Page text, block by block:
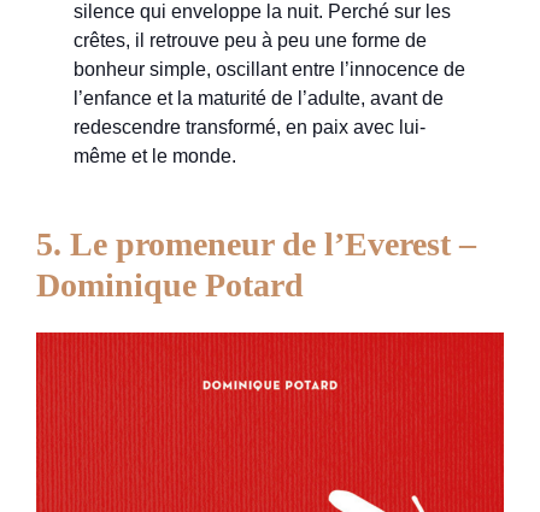
silence qui enveloppe la nuit. Perché sur les
crêtes, il retrouve peu à peu une forme de
bonheur simple, oscillant entre l’innocence de
l’enfance et la maturité de l’adulte, avant de
redescendre transformé, en paix avec lui-
même et le monde.
5. Le promeneur de l’Everest –
Dominique Potard